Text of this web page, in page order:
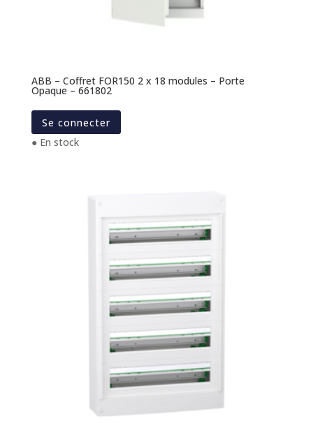
ABB – Coffret FOR150 2 x 18 modules – Porte
Opaque – 661802
Se connecter
● En stock